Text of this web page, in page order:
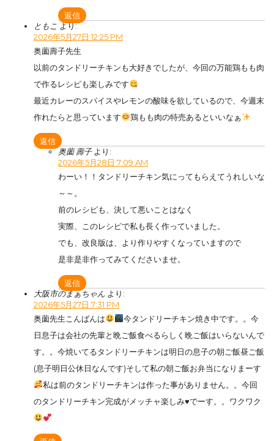
返信
ともこ より:
2026年5月27日 12:25 PM
奥薗壽子先生
以前のタンドリーチキンも大好きでしたが、今回の万能鶏もも肉
で作るレシピも楽しみです
最近カレーのスパイスやレモンの酸味を欲しているので、今週末
作れたらと思っています
鶏もも肉の特売あるといいなぁ
返信
奥薗 壽子 より:
2026年5月28日 7:09 AM
わーい！！タンドリーチキン気にってもらえてうれしいな
～～。
前のレシピも、決して悪いことはなく
実際、このレシピで私も長く作っていました。
でも、改良版は、より作りやすくなっていますので
是非是非作ってみてくださいませ。
返信
大阪市のまぁちゃん より:
2026年5月27日 7:31 PM
奥薗先生こんばんは
今タンドリーチキン焼き中です。。今
日息子は会社の先輩と晩ご飯食べるらしく晩ご飯はいらないんで
す。。今焼いてるタンドリーチキンは明日の息子の朝ご飯昼ご飯
(息子明日公休日なんです)そして私の朝ご飯お弁当になりまーす
私は前のタンドリーチキンは作った事がありません。。今回
のタンドリーチキン完成がメッチャ楽しみ♥️でーす。。ワクワク